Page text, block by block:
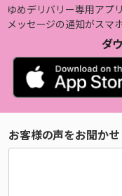
ゆめデリバリー専用アプリ
メッセージの通知がスマ
ダ
お客様の声をお聞か